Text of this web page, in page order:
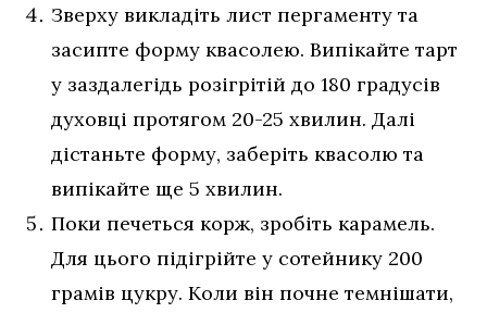
Зверху викладіть лист пергаменту та
засипте форму квасолею. Випікайте тарт
у заздалегідь розігрітій до 180 градусів
духовці протягом 20-25 хвилин. Далі
дістаньте форму, заберіть квасолю та
випікайте ще 5 хвилин.
Поки печеться корж, зробіть карамель.
Для цього підігрійте у сотейнику 200
грамів цукру. Коли він почне темнішати,